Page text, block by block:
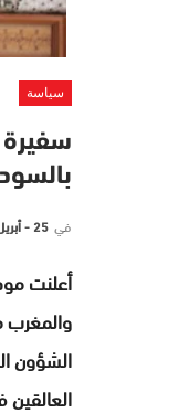
سياسة
سفيرة
في 25 - أبريل - 2023 | 15:27 مساءً
أعلنت
والمغرب
الشؤون